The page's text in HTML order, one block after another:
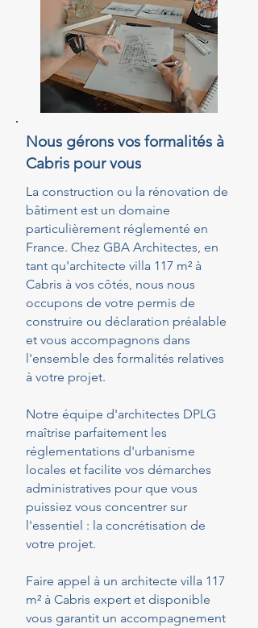
Nous gérons vos formalités à
Cabris pour vous
La construction ou la rénovation de
bâtiment est un domaine
particulièrement réglementé en
France. Chez GBA Architectes, en
tant qu'architecte villa 117 m² à
Cabris à vos côtés, nous nous
occupons de votre permis de
construire ou déclaration préalable
et vous accompagnons dans
l'ensemble des formalités relatives
à votre projet.
Notre équipe d'architectes DPLG
maîtrise parfaitement les
réglementations d'urbanisme
locales et facilite vos démarches
administratives pour que vous
puissiez vous concentrer sur
l'essentiel : la concrétisation de
votre projet.
Faire appel à un architecte villa 117
m² à Cabris expert et disponible
vous garantit un accompagnement